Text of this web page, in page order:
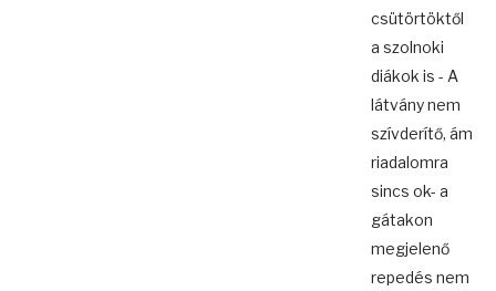
csütörtöktől
a szolnoki
diákok is - A
látvány nem
szívderítő, ám
riadalomra
sincs ok- a
gátakon
megjelenő
repedés nem